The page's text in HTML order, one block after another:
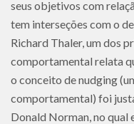
seus objetivos com
tem interseções com o
Richard Thaler, um dos
comportamental relata
o conceito de nudging
comportamental) foi
Donald Norman, no qual